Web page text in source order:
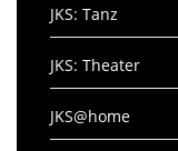
JKS: Tanz
JKS: Theater
JKS@home